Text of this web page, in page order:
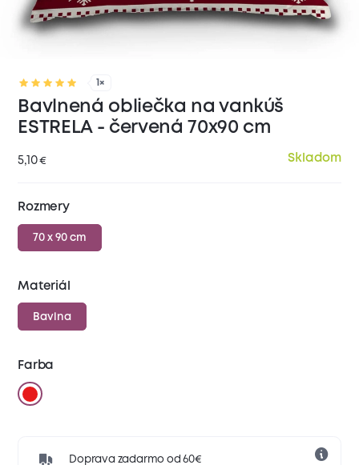
1×
Bavlnená obliečka na vankúš
ESTRELA - červená 70x90 cm
5,10€ Skladom
Rozmery
70 x 90 cm
Materiál
Bavlna
Farba
Doprava zadarmo od 60€